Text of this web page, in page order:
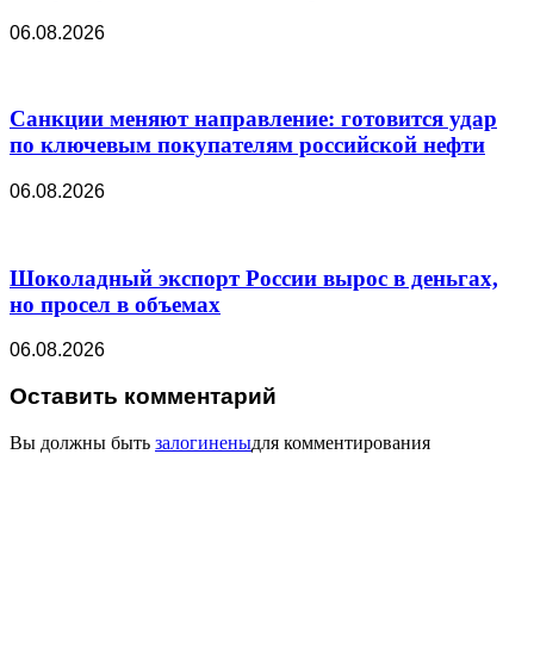
06.08.2026
Санкции меняют направление: готовится удар
по ключевым покупателям российской нефти
06.08.2026
Шоколадный экспорт России вырос в деньгах,
но просел в объемах
06.08.2026
Оставить комментарий
Вы должны быть залогиненыдля комментирования